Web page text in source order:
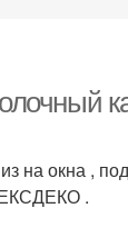
на окна ,
.